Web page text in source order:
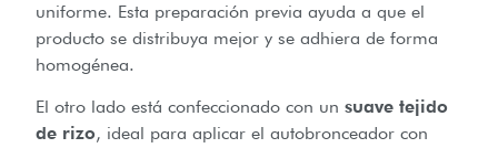
uniforme. Esta preparación previa ayuda a que el
producto se distribuya mejor y se adhiera de forma
homogénea.
El otro lado está confeccionado con un suave tejido
de rizo, ideal para aplicar el autobronceador con